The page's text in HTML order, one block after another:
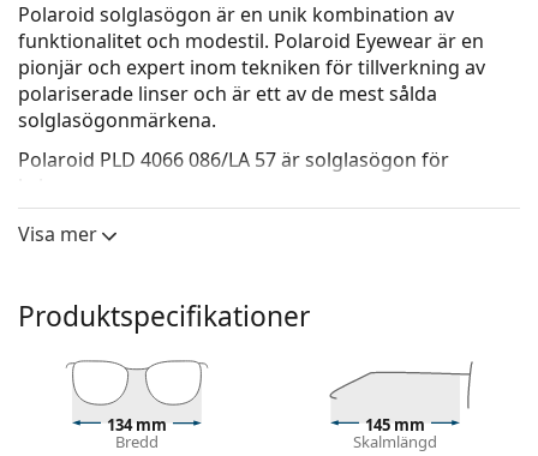
Polaroid solglasögon är en unik kombination av
funktionalitet och modestil. Polaroid Eyewear är en
pionjär och expert inom tekniken för tillverkning av
polariserade linser och är ett av de mest sålda
solglasögonmärkena.
Polaroid PLD 4066 086/LA 57är solglasögon för
Kolla hur du ser ut i dessa solglasögon med Lentiamos
Den bruna färgen på ramen passar perfekt till en
varm hudton och ljusbrunt, svart eller
mörkblont hår.
Fyrkantiga solglasögonramar
är ett perfekt val för
dem med en rund, oval eller triangulär ansiktsform.
Visa mer
Produktspecifikationer
134 mm
Bredd
145 mm
Skalmlängd